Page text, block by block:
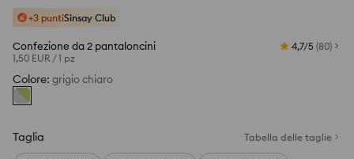
+3 puntiSinsay Club
Confezione da 2 pantaloncini
1,50 EUR /1 pz
4,7/5 (80)
Colore: grigio chiaro
Taglia Tabella delle taglie